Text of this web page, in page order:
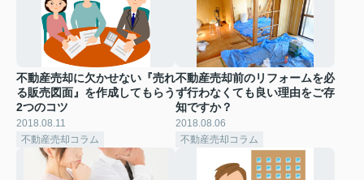
不動産売却に欠かせない『売れ
る販売図面』を作成してもらう
2つのコツ
2018.08.11
不動産売却コラム
不動産売却前のリフォームを必
ず行わなくても良い理由をご存
知ですか？
2018.08.06
不動産売却コラム